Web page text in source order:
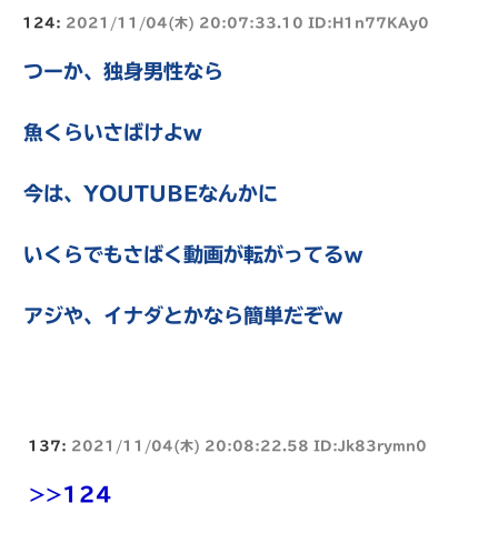
124: 2021/11/04(木) 20:07:33.10 ID:H1n77KAy0
つーか、独身男性なら
魚くらいさばけよw
今は、YOUTUBEなんかに
いくらでもさばく動画が転がってるｗ
アジや、イナダとかなら簡単だぞｗ
137: 2021/11/04(木) 20:08:22.58 ID:Jk83rymn0
>>124